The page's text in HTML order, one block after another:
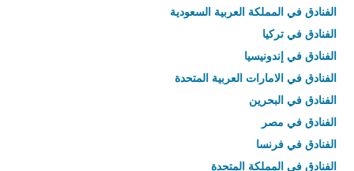
الفنادق في المملكة العربية السعودية
الفنادق في تركيا
الفنادق في إندونيسيا
الفنادق في الامارات العربية المتحدة
الفنادق في البحرين
الفنادق في مصر
الفنادق في فرنسا
الفنادق في المملكة المتحدة